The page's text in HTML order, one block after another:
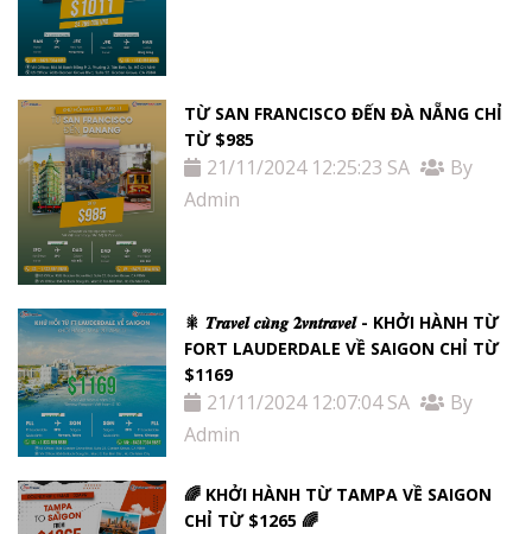
TỪ SAN FRANCISCO ĐẾN ĐÀ NẴNG CHỈ
TỪ $985
21/11/2024 12:25:23 SA
By
Admin
🎇 𝑻𝒓𝒂𝒗𝒆𝒍 𝒄𝒖̀𝒏𝒈 𝟐𝒗𝒏𝒕𝒓𝒂𝒗𝒆𝒍 - KHỞI HÀNH TỪ
FORT LAUDERDALE VỀ SAIGON CHỈ TỪ
$1169
21/11/2024 12:07:04 SA
By
Admin
🌈 KHỞI HÀNH TỪ TAMPA VỀ SAIGON
CHỈ TỪ $1265 🌈